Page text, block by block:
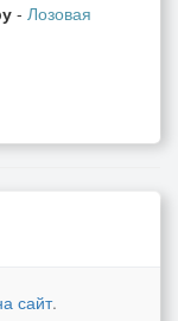
- Лозовая
сайт.